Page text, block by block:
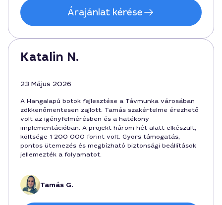
Árajánlat kérése
Katalin N.
23 Május 2026
A Hangalapú botok fejlesztése a Távmunka városában
zökkenőmentesen zajlott. Tamás szakértelme érezhető
volt az igényfelmérésben és a hatékony
implementációban. A projekt három hét alatt elkészült,
költsége 1 200 000 forint volt. Gyors támogatás,
pontos ütemezés és megbízható biztonsági beállítások
jellemezték a folyamatot.
Tamás G.